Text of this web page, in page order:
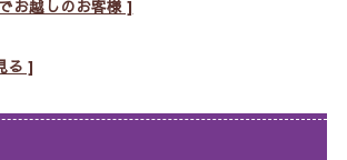
お越しのお客様 ]
る ]